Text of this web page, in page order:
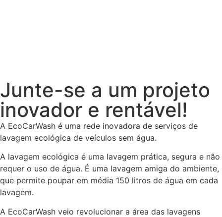
Junte-se a um projeto
inovador e rentável!
A EcoCarWash é uma rede inovadora de serviços de
lavagem ecológica de veículos sem água.
A lavagem ecológica é uma lavagem prática, segura e não
requer o uso de água. É uma lavagem amiga do ambiente,
que permite poupar em média 150 litros de água em cada
lavagem.
A EcoCarWash veio revolucionar a área das lavagens